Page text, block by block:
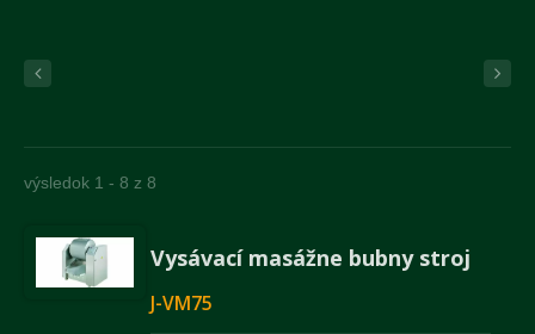
výsledok 1 - 8 z 8
Vysávací masážne bubny stroj
J-VM75